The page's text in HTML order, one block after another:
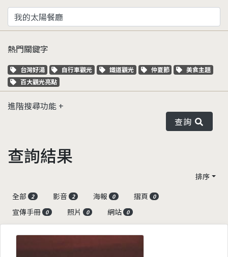
熱門關鍵字
關鍵字標籤
台灣好湯 關鍵字標籤
自行車觀光 關鍵字標籤
鐵道觀光 關鍵字標籤
仲夏節 關鍵字標籤
美食主題
關鍵字標籤
百大觀光亮點
進階搜尋功能
查詢
查詢結果
排序
全部
2 影音 2 海報 0 摺頁 0
宣傳手冊 0 照片 0 網站 0